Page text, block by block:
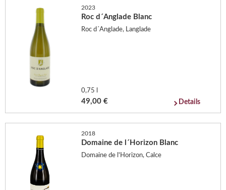
2023
Roc d´Anglade Blanc
Roc d´Anglade, Langlade
0,75 l
49,00 € Details
2018
Domaine de l´Horizon Blanc
Domaine de l'Horizon, Calce